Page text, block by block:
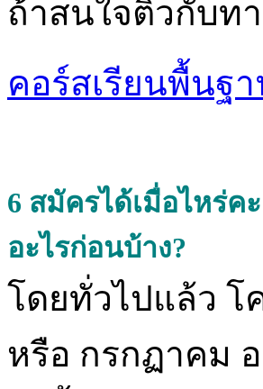
ถ้าสนใจติวกับท
คอร์สเรียนพื้นฐา
6 สมัครได้เมื่อไหร่ค
อะไรก่อนบ้าง?
โดยทั่วไปแล้ว โ
หรือ กรกฏาคม